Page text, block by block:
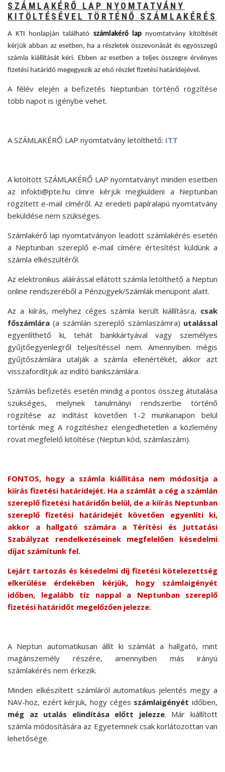
SZÁMLAKÉRŐ LAP NYOMTATVÁNY
KITÖLTÉSÉVEL TÖRTÉNŐ SZÁMLAKÉRÉS
A KTI honlapján található számlakérő lapnyomtatvány kitöltését
kérjük abban az esetben, ha a részletek összevonását és egyösszegű
számla kiállítását kéri. Ebben az esetben a teljes összegre érvényes
fizetési határidő megegyezik az első részlet fizetési határidejével.
A félév elején a befizetés Neptunban történő rögzítése
több napot is igénybe vehet.
A SZÁMLAKÉRŐ LAP nyomtatvány letölthető: ITT
A kitöltött SZÁMLAKÉRŐ LAP nyomtatványt minden esetben
az infokti@pte.hu címre kérjük megküldeni a Neptunban
rögzített e-mail címéről. Az eredeti papíralapú nyomtatvány
beküldése nem szükséges.
Számlakérő lap nyomtatványon leadott számlakérés esetén
a Neptunban szereplő e-mail címére értesítést küldünk a
számla elkészültéről.
Az elektronikus aláírással ellátott számla letölthető a Neptun
online rendszeréből a Pénzügyek/Számlák menüpont alatt.
Az a kiírás, melyhez céges számla került kiállításra, csak
főszámlára (a számlán szereplő számlaszámra) utalással
egyenlíthető ki, tehát bankkártyával vagy személyes
gyűjtőegyenlegről teljesítéssel nem. Amennyiben mégis
gyűjtőszámlára utalják a számla ellenértékét, akkor azt
visszafordítjuk az indító bankszámlára.
Számlás befizetés esetén mindig a pontos összeg átutalása
szükséges, melynek tanulmányi rendszerbe történő
rögzítése az indítást követően 1-2 munkanapon belül
történik meg A rögzítéshez elengedhetetlen a közlemény
rovat megfelelő kitöltése (Neptun kód, számlaszám).
FONTOS, hogy a számla kiállítása nem módosítja a
kiírás fizetési határidejét. Ha a számlát a cég a számlán
szereplő fizetési határidőn belül, de a kiírás Neptunban
szereplő fizetési határidejét követően egyenlíti ki,
akkor a hallgató számára a Térítési és Juttatási
Szabályzat rendelkezéseinek megfelelően késedelmi
díjat számítunk fel.
Lejárt tartozás és késedelmi díj fizetési kötelezettség
elkerülése érdekében kérjük, hogy számlaigényét
időben, legalább tíz nappal a Neptunban szereplő
fizetési határidőt megelőzően jelezze.
A Neptun automatikusan állít ki számlát a hallgató, mint
magánszemély részére, amennyiben más irányú
számlakérés nem érkezik.
Minden elkészített számláról automatikus jelentés megy a
NAV-hoz, ezért kérjük, hogy céges számlaigényét időben,
még az utalás elindítása előtt jelezze. Már kiállított
számla módosítására az Egyetemnek csak korlátozottan van
lehetősége.